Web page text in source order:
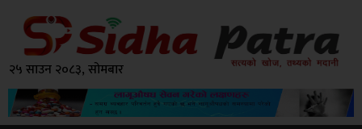
२५ साउन २०८३, सोमबार